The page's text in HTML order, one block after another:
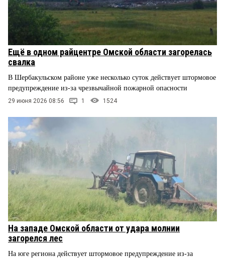
Ещё в одном райцентре Омской области загорелась
свалка
В Шербакульском районе уже несколько суток действует штормовое
предупреждение из-за чрезвычайной пожарной опасности
29 июня 2026 08:56 1 1524
На западе Омской области от удара молнии
загорелся лес
На юге региона действует штормовое предупреждение из-за